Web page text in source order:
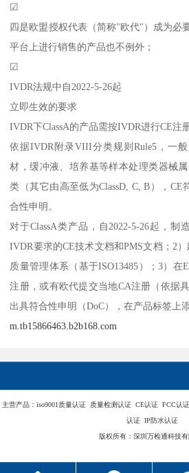
☑
四是欧盟授权代表（简称"欧代"）成为必
平台上进行销售的产品也不例外；
☑
IVDR法规中自2022-5-26起
立即生效的要求
IVDR下ClassA的产品需按IVDR进行CE注
依据IVDR附录VIII分类规则Rule5，一
材，缓冲液、培养基等样本处理类器械
类（其它由高至低为ClassD, C, B），CE
合性申明。
对于ClassA类产品，自2022-5-26起，制
IVDR要求的CE技术文档和PMS文档；2
质量管理体系（基于ISO13485）；3）在
注册，或有欧代提交当地CA注册（依据
出具符合性申明（DoC），在产品标签上
m.tb15866463.b2b168.com
主营产品：iso9001质量认证 质量检测认证 CE认证 FCC认
认证 IP防水认证
版权所有：深圳万检通科技有